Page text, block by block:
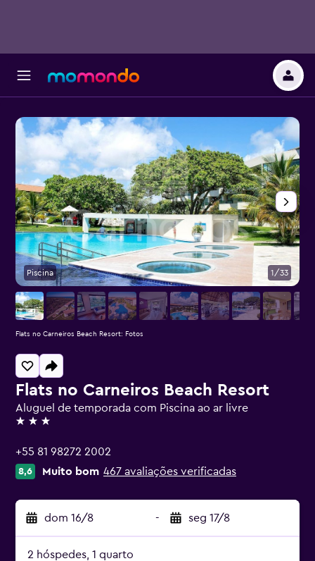
Flats no Carneiros Beach Resort
Aluguel de temporada com Piscina ao ar livre
3 estrelas
+55 81 98272 2002
8,6 Muito bom 467 avaliações verificadas
dom 16/8 - seg 17/8
2 hóspedes, 1 quarto
Piscina 1/33
Flats no Carneiros Beach Resort: Fotos